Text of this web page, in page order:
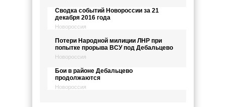
Сводка событий Новороссии за 21
декабря 2016 года
Новороссия
Потери Народной милиции ЛНР при
попытке прорыва ВСУ под Дебальцево
Новороссия
Бои в районе Дебальцево
продолжаются
Новороссия